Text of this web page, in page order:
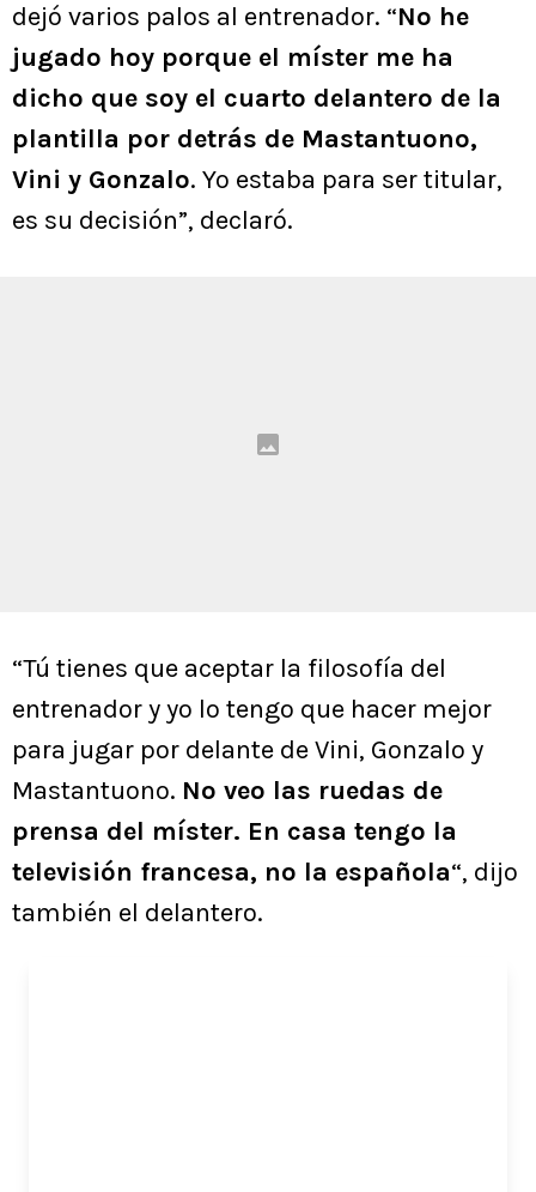
dejó varios palos al entrenador. “No he
jugado hoy porque el míster me ha
dicho que soy el cuarto delantero de la
plantilla por detrás de Mastantuono,
Vini y Gonzalo. Yo estaba para ser titular,
es su decisión”, declaró.
“Tú tienes que aceptar la filosofía del
entrenador y yo lo tengo que hacer mejor
para jugar por delante de Vini, Gonzalo y
Mastantuono. No veo las ruedas de
prensa del míster. En casa tengo la
televisión francesa, no la española“, dijo
también el delantero.